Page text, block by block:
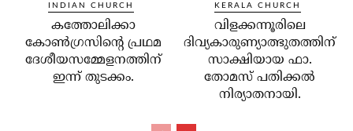
INDIAN CHURCH
കത്തോലിക്കാ
കോണ്‍ഗ്രസിന്റെ പ്രഥമ
ദേശീയസമ്മേളനത്തിന്
ഇന്ന് തുടക്കം.
KERALA CHURCH
വിളക്കന്നൂരിലെ
ദിവ്യകാരുണ്യാത്ഭുതത്തിന്
സാക്ഷിയായ ഫാ.
തോമസ് പതിക്കല്‍
നിര്യാതനായി.